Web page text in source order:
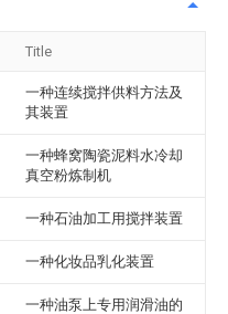
Title
一种连续搅拌供料方法及
其装置
一种蜂窝陶瓷泥料水冷却
真空粉炼制机
一种石油加工用搅拌装置
一种化妆品乳化装置
一种油泵上专用润滑油的